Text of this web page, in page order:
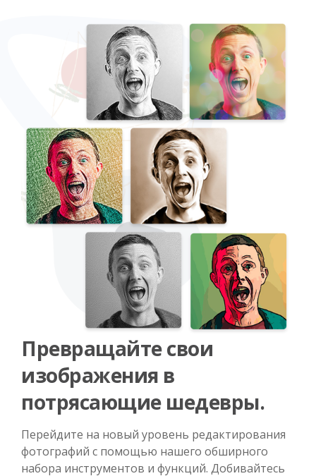
Превращайте свои
изображения в
потрясающие шедевры.
Перейдите на новый уровень редактирования
фотографий с помощью нашего обширного
набора инструментов и функций. Добивайтесь